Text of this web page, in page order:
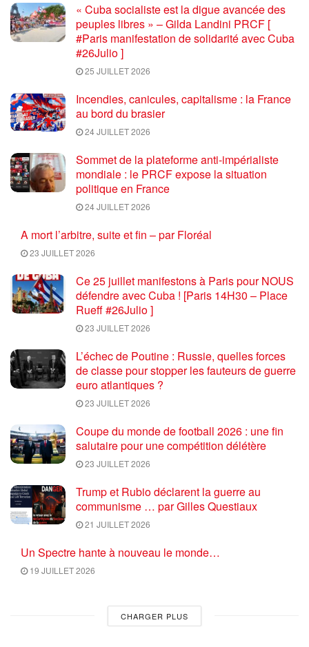
« Cuba socialiste est la digue avancée des
peuples libres » – Gilda Landini PRCF [
#Paris manifestation de solidarité avec Cuba
#26Julio ]
25 JUILLET 2026
Incendies, canicules, capitalisme : la France
au bord du brasier
24 JUILLET 2026
Sommet de la plateforme anti-impérialiste
mondiale : le PRCF expose la situation
politique en France
24 JUILLET 2026
A mort l’arbitre, suite et fin – par Floréal
23 JUILLET 2026
Ce 25 juillet manifestons à Paris pour NOUS
défendre avec Cuba ! [Paris 14H30 – Place
Rueff #26Julio ]
23 JUILLET 2026
L’échec de Poutine : Russie, quelles forces
de classe pour stopper les fauteurs de guerre
euro atlantiques ?
23 JUILLET 2026
Coupe du monde de football 2026 : une fin
salutaire pour une compétition délétère
23 JUILLET 2026
Trump et Rubio déclarent la guerre au
communisme … par Gilles Questiaux
21 JUILLET 2026
Un Spectre hante à nouveau le monde…
19 JUILLET 2026
CHARGER PLUS